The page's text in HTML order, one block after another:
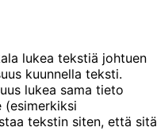
lukea tekstiä johtuen
kuunnella teksti.
lukea sama tieto
(esimerkiksi
tekstin siten, että sitä